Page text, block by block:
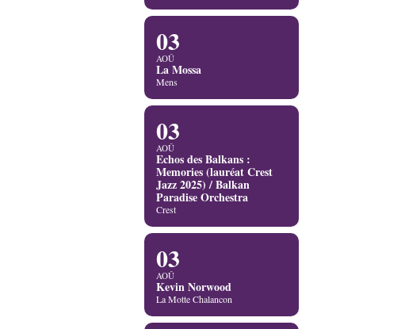
03
AOÛ
La Mossa
Mens
03
AOÛ
Echos des Balkans :
Memories (lauréat Crest
Jazz 2025) / Balkan
Paradise Orchestra
Crest
03
AOÛ
Kevin Norwood
La Motte Chalancon